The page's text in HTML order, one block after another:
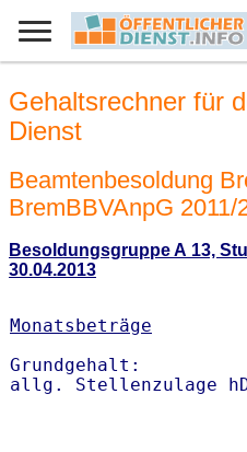
Gehaltsrechner für
Dienst
Beamtenbesoldung
BremBBVAnpG 2011/
Besoldungsgruppe A 13,
30.04.2013
Monatsbeträge
Grundgehalt: